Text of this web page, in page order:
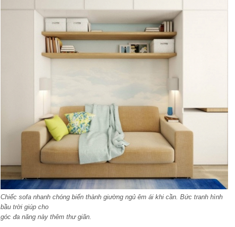
Chiếc sofa nhanh chóng biến thành giường ngủ êm ái khi cần. Bức tranh hình
bầu trời giúp cho
góc đa năng này thêm thư giãn.